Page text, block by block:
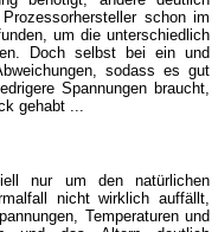
schon im
um die unterschiedlich
Doch selbst bei ein und
sodass es gut
Spannungen braucht,
gehabt ...
nur um den natürlichen
nicht wirklich auffällt,
Temperaturen und